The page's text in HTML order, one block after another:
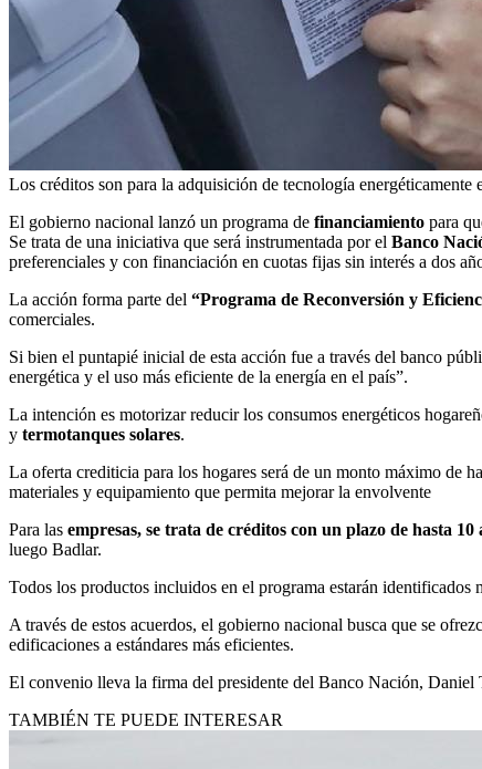
Los créditos son para la adquisición de tecnología energéticamente
El gobierno nacional lanzó un programa de financiamiento para
Se trata de una iniciativa que será instrumentada por el Banco
preferenciales y con financiación en cuotas fijas sin interés a dos
La acción forma parte del “Programa de Reconversión y
comerciales.
Si bien el puntapié inicial de esta acción fue a través del banco
energética y el uso más eficiente de la energía en el país”.
La intención es motorizar reducir los consumos energéticos
y termotanques solares.
La oferta crediticia para los hogares será de un monto máximo de
materiales y equipamiento que permita mejorar la envolvente
Para las empresas, se trata de créditos con un plazo de hasta
luego Badlar.
Todos los productos incluidos en el programa estarán
A través de estos acuerdos, el gobierno nacional busca que se
edificaciones a estándares más eficientes.
El convenio lleva la firma del presidente del Banco Nación,
TAMBIÉN TE PUEDE INTERESAR